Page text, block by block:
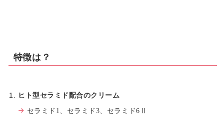
特徴は？
ヒト型セラミド配合のクリーム
セラミド1、セラミド3、セラミド6Ⅱ